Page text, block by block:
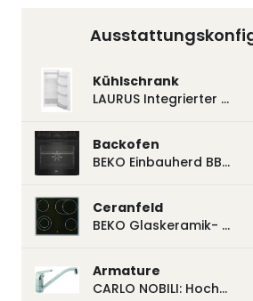
Kühlschrank
LAURUS Integrierter Kühlautomat LKG122E LKG122E
Backofen
BEKO Einbauherd BBUM113N2B mit Hydrolyse, Schwarz BBUM113N2B
Ceranfeld
BEKO Glaskeramik- Strahlungskochfeld EH 9641 XHN, herdgebunden EH9641XHN
Armature
CARLO NOBILI: Hochdruck- Einhebelmischbatterie Blue, Mischbatterie verchromt 17770